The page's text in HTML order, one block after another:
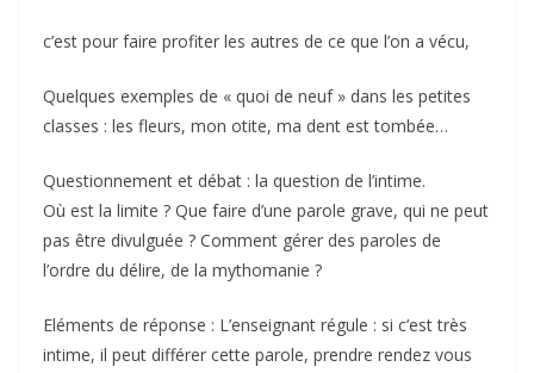
c’est pour faire profiter les autres de ce que l’on a vécu,
Quelques exemples de « quoi de neuf » dans les petites
classes : les fleurs, mon otite, ma dent est tombée…
Questionnement et débat : la question de l’intime.
Où est la limite ? Que faire d’une parole grave, qui ne peut
pas être divulguée ? Comment gérer des paroles de
l’ordre du délire, de la mythomanie ?
Eléments de réponse : L’enseignant régule : si c’est très
intime, il peut différer cette parole, prendre rendez vous